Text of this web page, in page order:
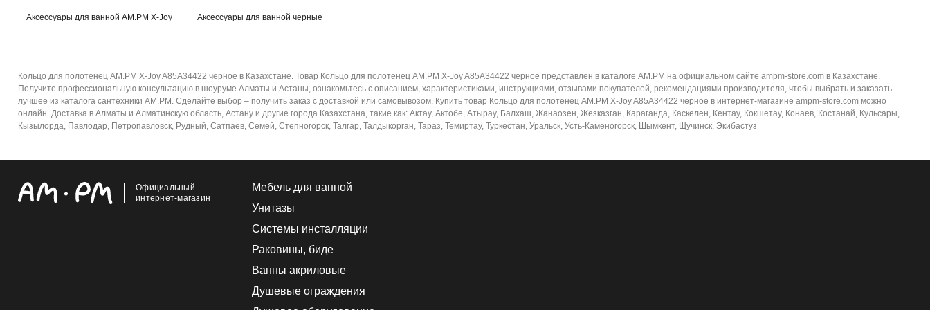
Аксессуары для ванной AM.PM X-Joy Аксессуары для ванной черные
Кольцо для полотенец AM.PM X-Joy A85A34422 черное в Казахстане. Товар Кольцо для полотенец AM.PM X-Joy A85A34422 черное представлен в каталоге AM.PM на официальном сайте ampm-store.com в Казахстане.
Получите профессиональную консультацию в шоуруме Алматы и Астаны, ознакомьтесь с описанием, характеристиками, инструкциями, отзывами покупателей, рекомендациями производителя, чтобы выбрать и заказать
лучшее из каталога сантехники AM.PM. Сделайте выбор – получить заказ с доставкой или самовывозом. Купить товар Кольцо для полотенец AM.PM X-Joy A85A34422 черное в интернет-магазине ampm-store.com можно
онлайн. Доставка в Алматы и Алматинскую область, Астану и другие города Казахстана, такие как: Актау, Актобе, Атырау, Балхаш, Жанаозен, Жезказган, Караганда, Каскелен, Кентау, Кокшетау, Конаев, Костанай, Кульсары,
Кызылорда, Павлодар, Петропавловск, Рудный, Сатпаев, Семей, Степногорск, Талгар, Талдыкорган, Тараз, Темиртау, Туркестан, Уральск, Усть-Каменогорск, Шымкент, Щучинск, Экибастуз
Официальный
интернет-магазин
Мебель для ванной
Унитазы
Системы инсталляции
Раковины, биде
Ванны акриловые
Душевые ограждения